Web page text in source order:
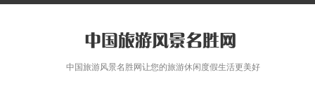
中国旅游风景名胜网让您的旅游休闲度假生活更美好